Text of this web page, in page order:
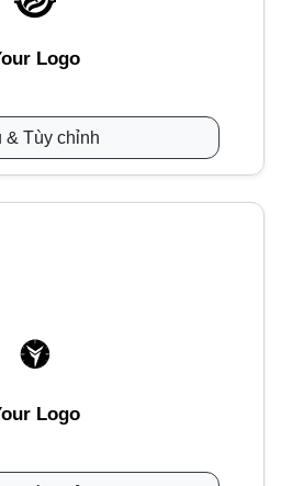
Logo
& Tùy chỉnh
Logo